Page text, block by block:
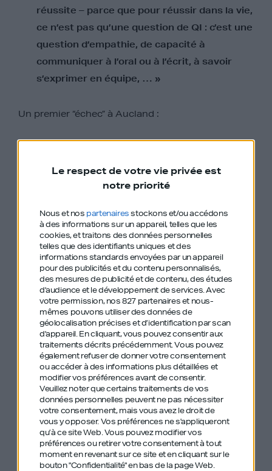
Le respect de votre vie privée est
notre priorité
Nous et nos partenairesstockons et/ou accédons
à des informations sur un appareil, telles que les
cookies, et traitons des données personnelles
telles que des identifiants uniques et des
informations standards envoyées par un appareil
pour des publicités et du contenu personnalisés,
des mesures de publicité et de contenu, des études
d'audience et le développement de services.Avec
votre permission, nos 827 partenaires et nous-
mêmes pouvons utiliser des données de
géolocalisation précises et d’identification par scan
d'appareil. En cliquant, vous pouvez consentir aux
traitements décrits précédemment. Vous pouvez
également refuser de donner votre consentement
ou accéder à des informations plus détaillées et
modifier vos préférences avant de consentir.
Veuillez noter que certains traitements de vos
données personnelles peuvent ne pas nécessiter
votre consentement, mais vous avez le droit de
vous y opposer. Vos préférences ne s'appliqueront
qu’à ce site Web. Vous pouvez modifier vos
préférences ou retirer votre consentement à tout
moment en revenant sur ce site et en cliquant sur le
bouton "Confidentialité" en bas de la page Web.
réussite – parce que pour réussir dans la vie,
ce n’est pas qu’une question de QI : c’est une
question d’empathie, de capacité à
communiquer à l’oral ou à l’écrit, à savoir
s’exprimer en équipe, … »
Un premier “échec” à Aucland :
eBay m’a offert, avant que je lève des fonds
auprès de Bernard Arnault, 20M$, j’avais
15M$ alors que la boîte existait depuis 4
mois. »
“J’avais pas fait ça pour l’argent, j’ai refusé
de vendre…La boîte a éclaté, j’ai presque
rien gagné.”
Le podcast
Génération Do It
Yourself est sur
Apple Podcast
Le podcast
Génération Do
It Yourself est
sur Spotify
Le podcast
Génération Do
It Yourself est
sur Deezer